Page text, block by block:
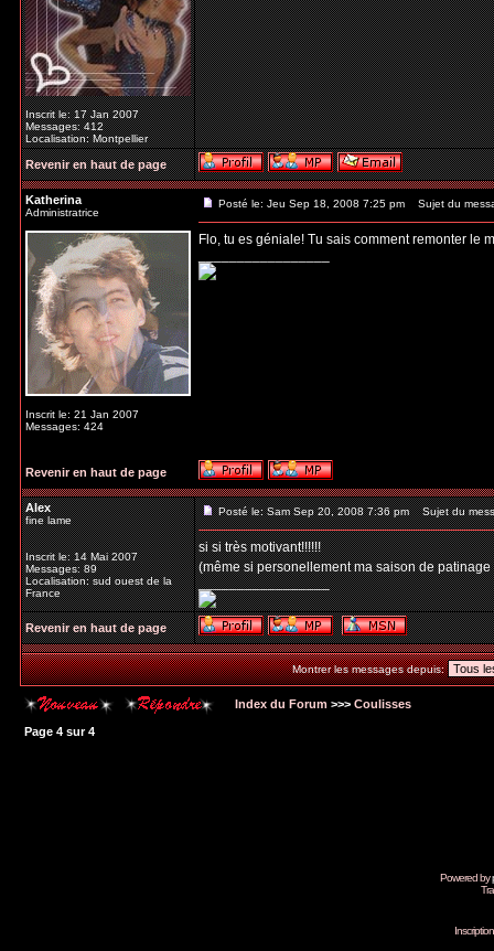
Inscrit le: 17 Jan 2007
Messages: 412
Localisation: Montpellier
Revenir en haut de page
Katherina
Administratrice
Inscrit le: 21 Jan 2007
Messages: 424
Posté le: Jeu Sep 18, 2008 7:25 pm Sujet du
Flo, tu es géniale! Tu sais comment remonter le
Revenir en haut de page
Alex
fine lame
Inscrit le: 14 Mai 2007
Messages: 89
Localisation: sud ouest de la
France
Posté le: Sam Sep 20, 2008 7:36 pm Sujet du
si si très motivant!!!!!!
(même si personellement ma saison de
_________________
Revenir en haut de page
Montrer les messages depuis:
Index du Forum >>> Coulisses
Page 4 sur4
Powered by